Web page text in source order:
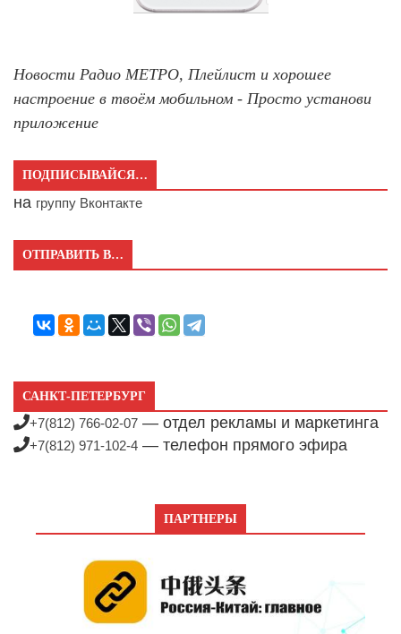
Новости Радио МЕТРО, Плейлист и хорошее
настроение в твоём мобильном - Просто установи
приложение
ПОДПИСЫВАЙСЯ…
на группу Вконтакте
ОТПРАВИТЬ В…
САНКТ-ПЕТЕРБУРГ
+7(812) 766-02-07 — отдел рекламы и маркетинга
+7(812) 971-102-4 — телефон прямого эфира
ПАРТНЕРЫ